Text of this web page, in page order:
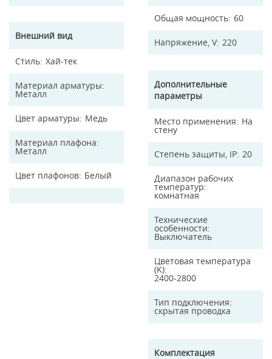
Внешний вид
Стиль Хай-тек
Материал арматуры
Металл
Цвет арматуры Медь
Материал плафона
Металл
Цвет плафонов Белый
Общая мощность 60
Напряжение, V 220
Дополнительные
параметры
Место применения На
стену
Степень защиты, IP 20
Диапазон рабочих
температур
комнатная
Технические
особенности
Выключатель
Цветовая температура
(K)
2400-2800
Тип подключения
скрытая проводка
Комплектация